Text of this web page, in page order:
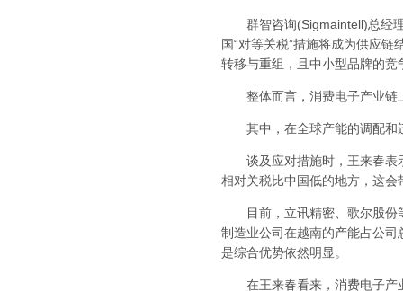
群智咨询(Sigmaintell)总经理
国“对等关税”措施将成为供应链
转移与重组，且中小型品牌的
整体而言，消费电子产业链
其中，在全球产能的调配和
谈及应对措施时，王来春表示
相对关税比中国低的地方，这会
目前，立讯精密、歌尔股份
制造业公司在越南的产能占公
是综合优势依然明显。
在王来春看来，消费电子产